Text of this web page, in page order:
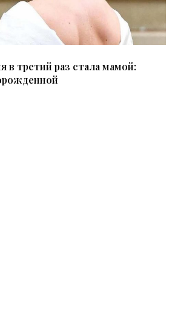
в третий раз стала мамой: